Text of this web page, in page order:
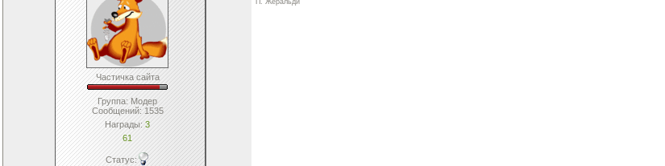
Частичка сайта
Группа: Модер
Сообщений:1535
Награды:3
61
Статус:
П. Жеральди